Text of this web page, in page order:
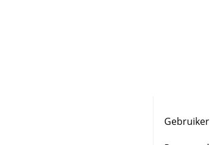
Gebruiker